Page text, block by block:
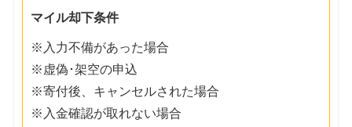
マイル却下条件
※入力不備があった場合
※虚偽･架空の申込
※寄付後、キャンセルされた場合
※入金確認が取れない場合